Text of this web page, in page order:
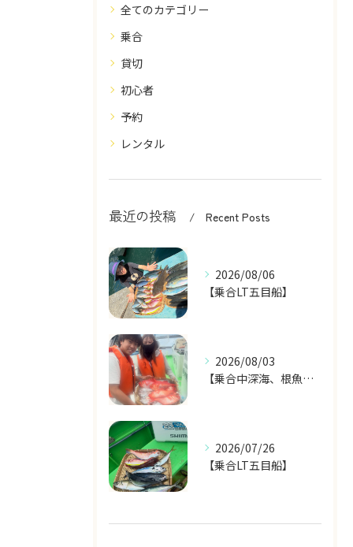
全てのカテゴリー
乗合
貸切
初心者
予約
レンタル
最近の投稿 Recent Posts
2026/08/06
【乗合LT五目船】
2026/08/03
【乗合中深海、根魚五目船】
2026/07/26
【乗合LT五目船】